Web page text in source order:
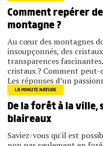
Comment repérer
montagne ?
Au cœur des montagnes
insoupçonnés, des
transparences
cristaux ? Comment
Les réponses d’un
LA MINUTE NATURE
De la forêt à la ville,
blaireaux
Saviez-vous qu'il est